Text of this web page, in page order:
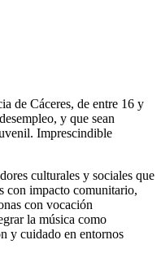
de Cáceres, de entre 16 y
y que sean
Imprescindible
culturales y sociales que
con impacto comunitario,
con vocación
la música como
y cuidado en entornos